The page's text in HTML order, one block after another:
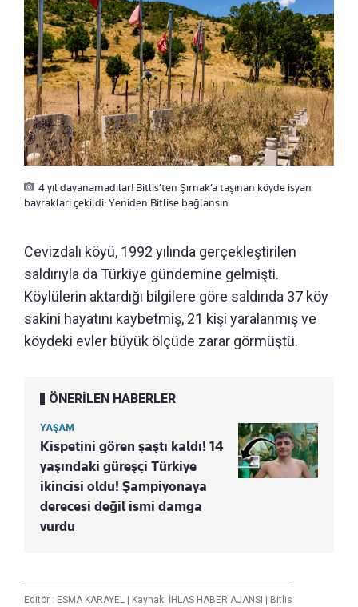
4 yıl dayanamadılar! Bitlis’ten Şırnak’a taşınan köyde isyan
bayrakları çekildi: Yeniden Bitlise bağlansın
Cevizdalı köyü, 1992 yılında gerçekleştirilen
saldırıyla da Türkiye gündemine gelmişti.
Köylülerin aktardığı bilgilere göre saldırıda 37 köy
sakini hayatını kaybetmiş, 21 kişi yaralanmış ve
köydeki evler büyük ölçüde zarar görmüştü.
ÖNERİLEN HABERLER
YAŞAM
Kispetini gören şaştı kaldı! 14
yaşındaki güreşçi Türkiye
ikincisi oldu! Şampiyonaya
derecesi değil ismi damga
vurdu
Editör : ESMA KARAYEL Kaynak: İHLAS HABER AJANSI Bitlis